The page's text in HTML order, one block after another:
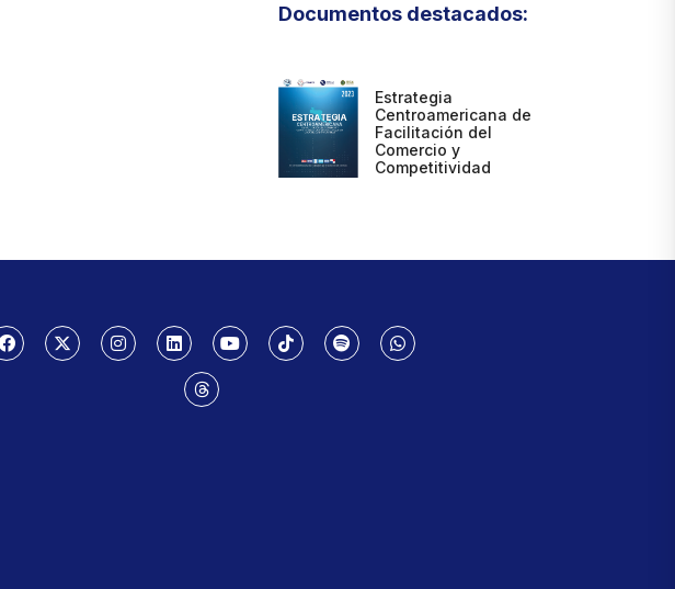
Documentos destacados:
Estrategia
Centroamericana de
Facilitación del
Comercio y
Competitividad